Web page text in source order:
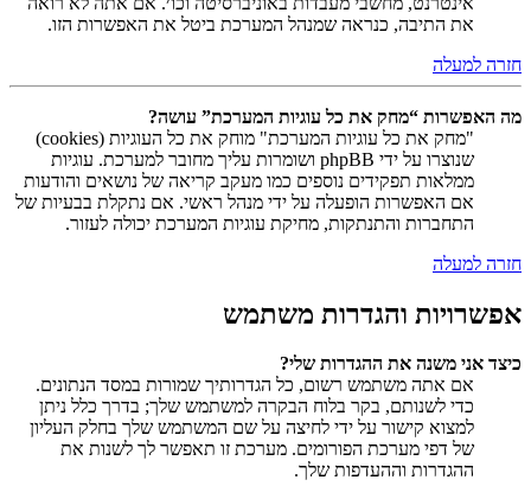
את התיבה, כנראה שמנהל המערכת ביטל את האפשרות הזו.
חזרה למעלה
מה האפשרות “מחק את כל עוגיות המערכת” עושה?
"מחק את כל עוגיות המערכת" מוחק את כל העוגיות (cookies)
שנוצרו על ידי phpBB ושומרות עליך מחובר למערכת. עוגיות
ממלאות תפקידים נוספים כמו מעקב קריאה של נושאים והודעות
אם האפשרות הופעלה על ידי מנהל ראשי. אם נתקלת בבעיות של
התחברות והתנתקות, מחיקת עוגיות המערכת יכולה לעזור.
חזרה למעלה
אפשרויות והגדרות משתמש
כיצד אני משנה את ההגדרות שלי?
אם אתה משתמש רשום, כל הגדרותיך שמורות במסד הנתונים.
כדי לשנותם, בקר בלוח הבקרה למשתמש שלך; בדרך כלל ניתן
למצוא קישור על ידי לחיצה על שם המשתמש שלך בחלק העליון
של דפי מערכת הפורומים. מערכת זו תאפשר לך לשנות את
ההגדרות וההעדפות שלך.